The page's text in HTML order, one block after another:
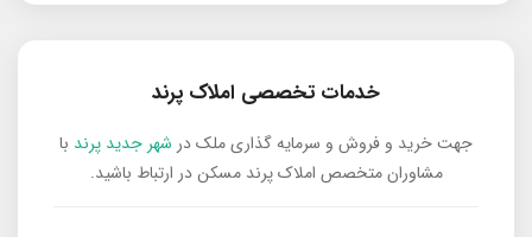
خدمات تخصصی املاک پرند
جهت خرید و فروش و سرمایه گذاری ملک در شهر جدید پرند با
مشاوران متخصص املاک پرند مسکن در ارتباط باشید.